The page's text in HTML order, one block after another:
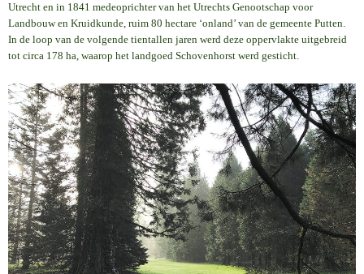
Utrecht en in 1841 medeoprichter van het Utrechts Genootschap voor
Landbouw en Kruidkunde, ruim 80 hectare ‘onland’ van de gemeente Putten.
In de loop van de volgende tientallen jaren werd deze oppervlakte uitgebreid
tot circa 178 ha, waarop het landgoed Schovenhorst werd gesticht.